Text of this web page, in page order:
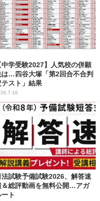
中学受験2027】人気校の併願
は…四谷大塚「第2回合不合判
テスト」結果
法試験予備試験2026、解答速
＆総評動画を無料公開…アガ
ート